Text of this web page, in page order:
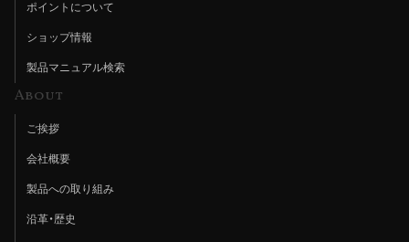
ポイントについて
ショップ情報
製品マニュアル検索
About
ご挨拶
会社概要
製品への取り組み
沿革・歴史